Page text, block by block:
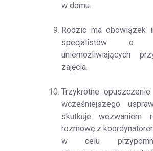
w domu.
Rodzic ma obowiązek
specjalistów o
uniemożliwiających
zajęcia.
Trzykrotne
wcześniejszego
skutkuje wezwaniem
rozmowę z
w celu